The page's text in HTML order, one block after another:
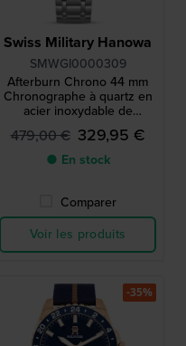
Swiss Military Hanowa
SMWGI0000309
Afterburn Chrono 44 mm
Chronographe à quartz en
acier inoxydable de
fabrication suisse
479,00 € 329,95 €
● En stock
Comparer
Voir les produits
-35%